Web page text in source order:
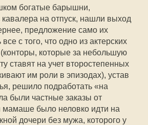
богатые барышни,
на отпуск, нашли выход
предложение само их
с того, что одно из актерских
(конторы, которые за небольшую
ставят на учет второстепенных
им роли в эпизодах), устав
решило подработать «на
были частные заказы от
было неловко идти на
дочери без мужа, которого у